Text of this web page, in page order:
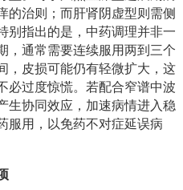
的治则；而肝肾阴虚型则需侧
别指出的是，中药调理并非一
，通常需要连续服用两到三个
，皮损可能仍有轻微扩大，这
必过度惊慌。若配合窄谱中波
生协同效应，加速病情进入稳
服用，以免药不对症延误病